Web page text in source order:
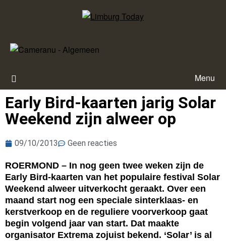
Menu
Early Bird-kaarten jarig Solar
Weekend zijn alweer op
09/10/2013 Geen reacties
ROERMOND – In nog geen twee weken zijn de
Early Bird-kaarten van het populaire festival Solar
Weekend alweer uitverkocht geraakt. Over een
maand start nog een speciale sinterklaas- en
kerstverkoop en de reguliere voorverkoop gaat
begin volgend jaar van start. Dat maakte
organisator Extrema zojuist bekend. ‘Solar’ is al